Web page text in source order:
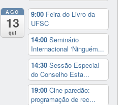
AGO
13
qui
9:00 Feira do Livro da
UFSC
14:00Seminário
Internacional ‘Ninguém...
14:30Sessão Especial
do Conselho Esta...
19:00Cine paredão:
programação de rec...